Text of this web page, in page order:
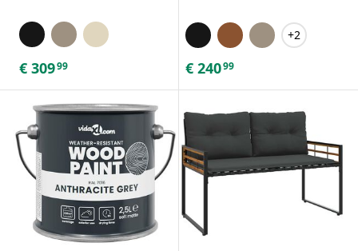
€ 30999
+2
€ 24099